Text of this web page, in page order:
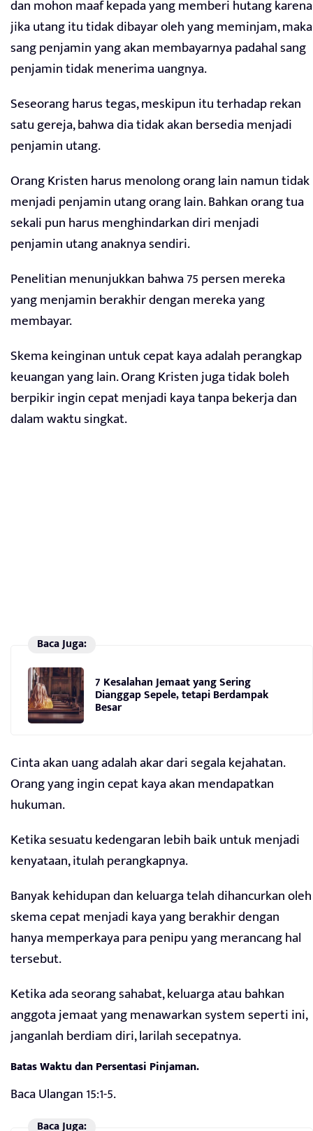
dan mohon maaf kepada yang memberi hutang karena
jika utang itu tidak dibayar oleh yang meminjam, maka
sang penjamin yang akan membayarnya padahal sang
penjamin tidak menerima uangnya.
Seseorang harus tegas, meskipun itu terhadap rekan
satu gereja, bahwa dia tidak akan bersedia menjadi
penjamin utang.
Orang Kristen harus menolong orang lain namun tidak
menjadi penjamin utang orang lain. Bahkan orang tua
sekali pun harus menghindarkan diri menjadi
penjamin utang anaknya sendiri.
Penelitian menunjukkan bahwa 75 persen mereka
yang menjamin berakhir dengan mereka yang
membayar.
Skema keinginan untuk cepat kaya adalah perangkap
keuangan yang lain. Orang Kristen juga tidak boleh
berpikir ingin cepat menjadi kaya tanpa bekerja dan
dalam waktu singkat.
Baca Juga:
7 Kesalahan Jemaat yang Sering
Dianggap Sepele, tetapi Berdampak
Besar
Cinta akan uang adalah akar dari segala kejahatan.
Orang yang ingin cepat kaya akan mendapatkan
hukuman.
Ketika sesuatu kedengaran lebih baik untuk menjadi
kenyataan, itulah perangkapnya.
Banyak kehidupan dan keluarga telah dihancurkan oleh
skema cepat menjadi kaya yang berakhir dengan
hanya memperkaya para penipu yang merancang hal
tersebut.
Ketika ada seorang sahabat, keluarga atau bahkan
anggota jemaat yang menawarkan system seperti ini,
janganlah berdiam diri, larilah secepatnya.
Batas Waktu dan Persentasi Pinjaman.
Baca Ulangan 15:1-5.
Baca Juga: